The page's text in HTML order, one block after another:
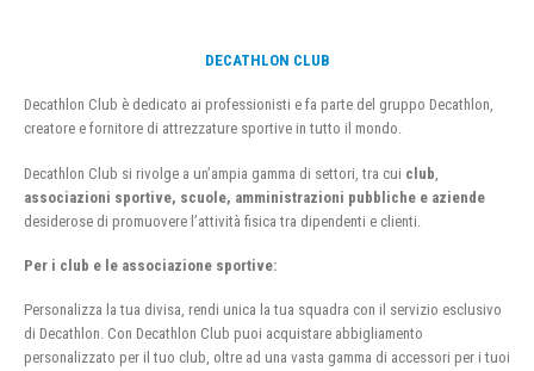
DECATHLON CLUB
Decathlon Club è dedicato ai professionisti e fa parte del gruppo Decathlon,
creatore e fornitore di attrezzature sportive in tutto il mondo.
Decathlon Club si rivolge a un’ampia gamma di settori, tra cui club
associazioni sportive, scuole, amministrazioni pubbliche e aziende
desiderose di promuovere l’attività fisica tra dipendenti e clienti.
Per i club e le associazione sportive:
Personalizza la tua divisa, rendi unica la tua squadra con il servizio esclusivo
di Decathlon. Con Decathlon Club puoi acquistare abbigliamento
personalizzato per il tuo club, oltre ad una vasta gamma di accessori per i tuoi